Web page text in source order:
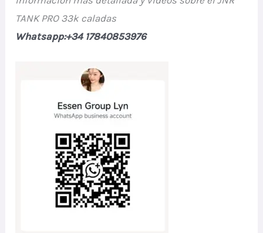
TANK PRO 33k caladas
Whatsapp:+34 17840853976